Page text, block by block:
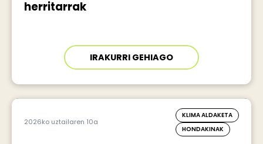
herritarrak
IRAKURRI GEHIAGO
2026ko uztailaren 10a
KLIMA ALDAKETA
HONDAKINAK